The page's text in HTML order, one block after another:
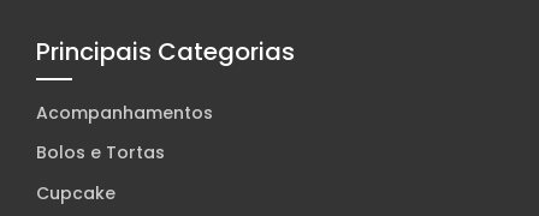
Principais Categorias
Acompanhamentos
Bolos e Tortas
Cupcake